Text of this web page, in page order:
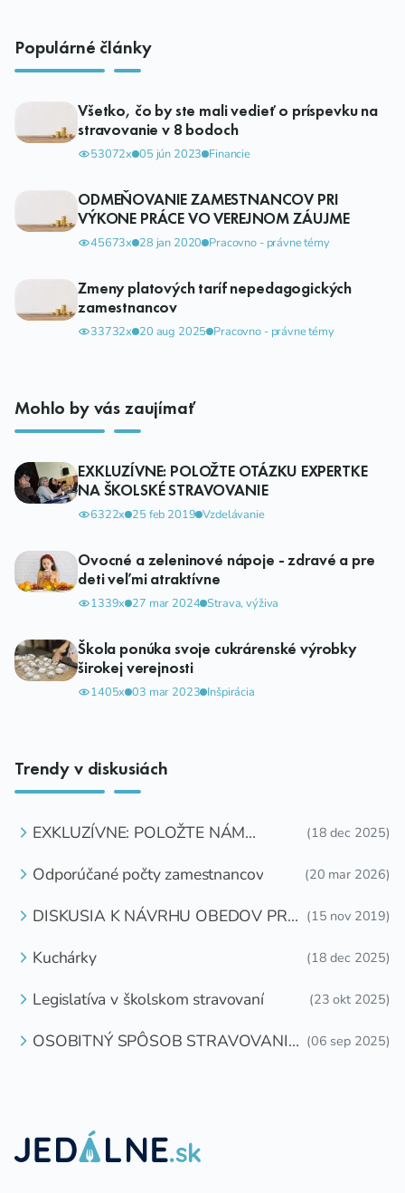
Populárné články
Všetko, čo by ste mali vedieť o príspevku na
stravovanie v 8 bodoch
53072x 05 jún 2023 Financie
ODMEŇOVANIE ZAMESTNANCOV PRI
VÝKONE PRÁCE VO VEREJNOM ZÁUJME
45673x 28 jan 2020 Pracovno - právne témy
Zmeny platových taríf nepedagogických
zamestnancov
33732x 20 aug 2025 Pracovno - právne témy
Mohlo by vás zaujímať
EXKLUZÍVNE: POLOŽTE OTÁZKU EXPERTKE
NA ŠKOLSKÉ STRAVOVANIE
6322x 25 feb 2019 Vzdelávanie
Ovocné a zeleninové nápoje - zdravé a pre
deti veľmi atraktívne
1339x 27 mar 2024 Strava, výživa
Škola ponúka svoje cukrárenské výrobky
širokej verejnosti
1405x 03 mar 2023 Inšpirácia
Trendy v diskusiách
EXKLUZÍVNE: POLOŽTE NÁM
(18 dec 2025)
Odporúčané počty zamestnancov (20 mar 2026)
DISKUSIA K NÁVRHU OBEDOV PRE
(15 nov 2019)
Kuchárky (18 dec 2025)
Legislatíva v školskom stravovaní (23 okt 2025)
OSOBITNÝ SPÔSOB STRAVOVANIA (06 sep 2025)